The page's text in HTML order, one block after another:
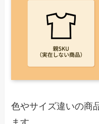
色やサイズ違いの商